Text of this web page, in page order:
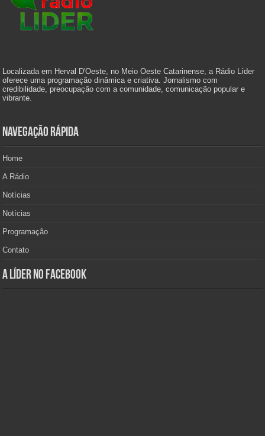
Localizada em Herval D'Oeste, no Meio Oeste Catarinense, a Rádio Líder
oferece uma programação dinâmica e criativa. Jornalismo com
credibilidade, preocupação com a comunidade, comunicação popular e
vibrante.
Navegação Rápida
Home
A Rádio
Notícias
Notícias
Programação
Contato
A Líder no Facebook